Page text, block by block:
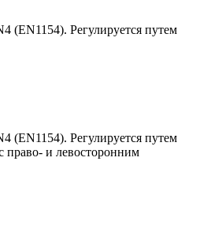
(EN1154). Регулируется путем
(EN1154). Регулируется путем
право- и левосторонним